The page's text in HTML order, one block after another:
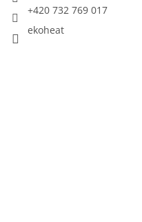
+420 732 769 017
ekoheat